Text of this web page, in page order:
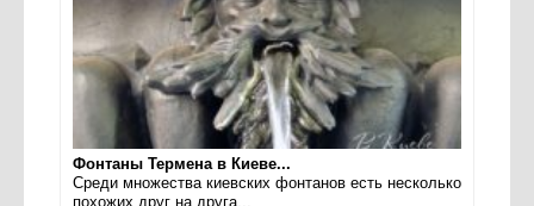
Фонтаны Термена в Киеве...
Среди множества киевских фонтанов есть несколько
похожих друг на друга...